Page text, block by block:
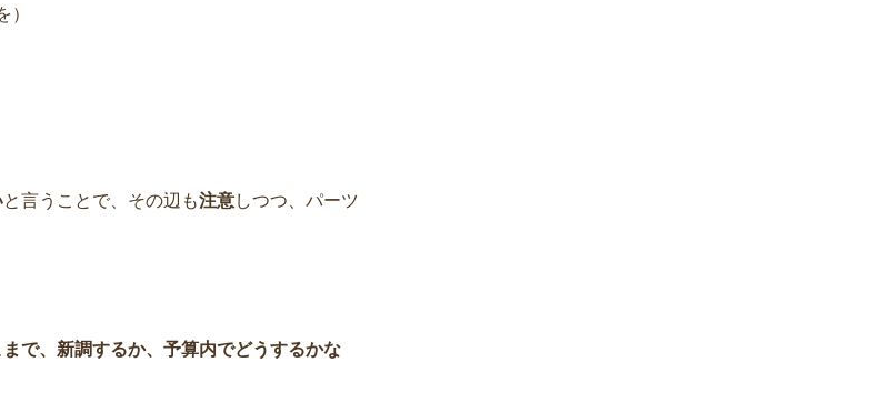
）
と言うことで、その辺も注意しつつ、パーツ
まで、新調するか、予算内でどうするかな